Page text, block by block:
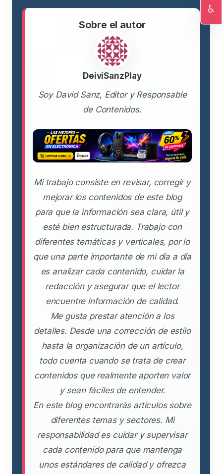
Sobre el autor
DeiviSanzPlay
Soy David Sanz, Editor y Responsable
de Contenidos.
Mi trabajo consiste en revisar, corregir y
mejorar los contenidos de este blog
para que la información sea clara, útil y
esté bien estructurada. Trabajo con
diferentes temáticas y verticales, por lo
que una parte importante de mi día a día
es analizar cada contenido, cuidar la
redacción y asegurar que el lector
encuentre información de calidad.
Me gusta prestar atención a los
detalles. Desde una corrección de estilo
hasta la organización de un artículo,
todo cuenta cuando se trata de crear
contenidos que realmente aporten valor
y sean fáciles de entender.
En este blog encontrarás artículos sobre
diferentes temas y sectores. Mi
responsabilidad es cuidar y supervisar
cada contenido para que mantenga
unos estándares de calidad y ofrezca
♿